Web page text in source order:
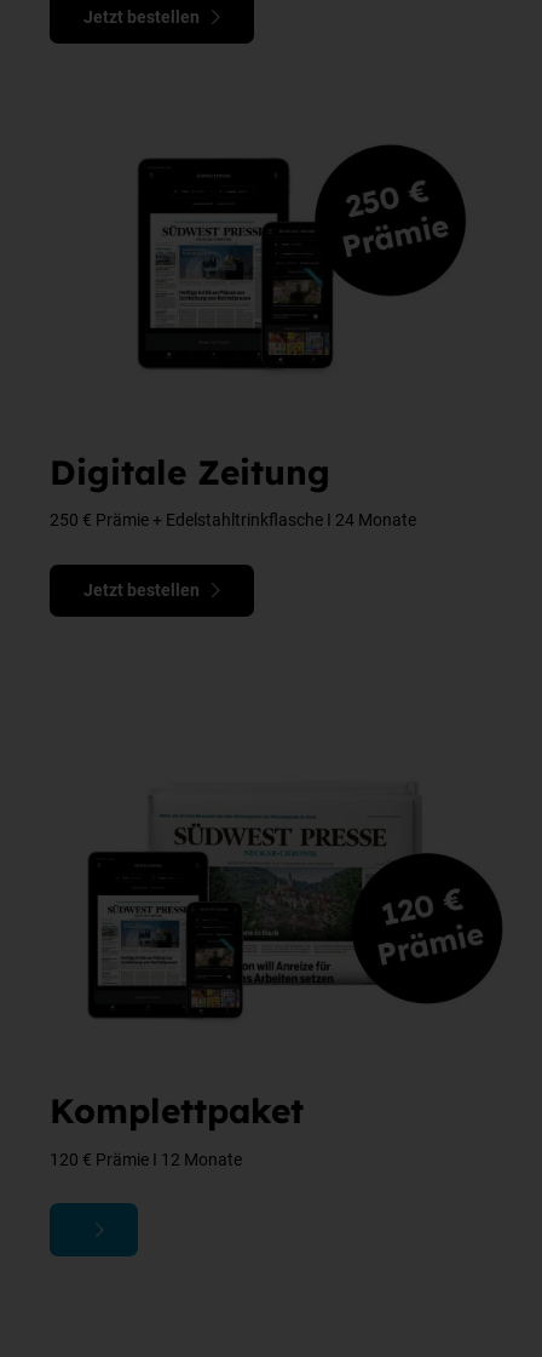
Jetzt bestellen
Digitale Zeitung
250 € Prämie + Edelstahltrinkflasche I 24 Monate
Jetzt bestellen
Komplettpaket
120 € Prämie I 12 Monate